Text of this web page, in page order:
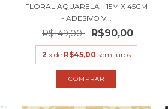
FLORAL AQUARELA - 15M X 45CM
- ADESIVO V...
R$149,00 R$90,00
2 x de R$45,00 sem juros